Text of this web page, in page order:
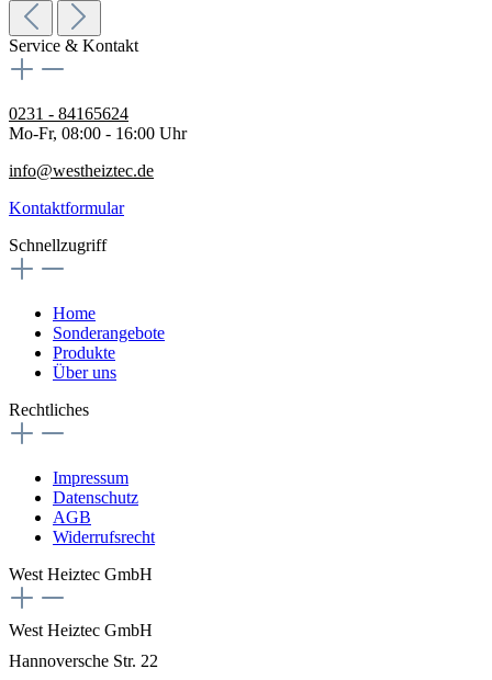
Service & Kontakt
0231 - 84165624
Mo-Fr, 08:00 - 16:00 Uhr
info@westheiztec.de
Kontaktformular
Schnellzugriff
Home
Sonderangebote
Produkte
Über uns
Rechtliches
Impressum
Datenschutz
AGB
Widerrufsrecht
West Heiztec GmbH
West Heiztec GmbH
Hannoversche Str. 22